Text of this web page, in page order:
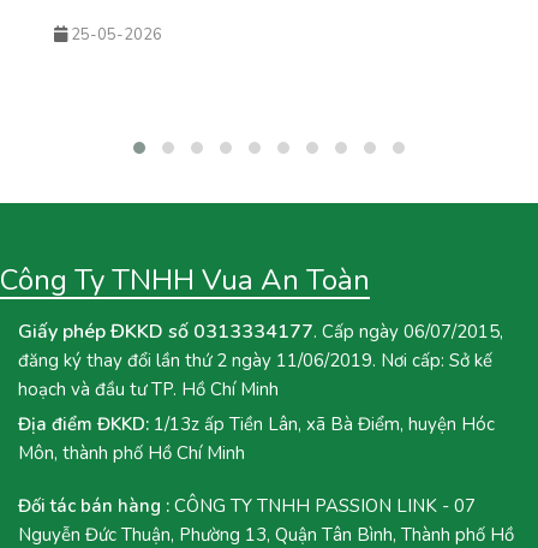
đậm vị và sốt tắc chua thanh giúp món nước này không chỉ giải
Toàn khám phá ngay công thức Trà Mận Sốt Tắc dưới đây nhé!
25-05-2026
Công Ty TNHH Vua An Toàn
Giấy phép ĐKKD số 0313334177. Cấp ngày 06/07/2015,
đăng ký thay đổi lần thứ 2 ngày 11/06/2019. Nơi cấp: Sở kế
hoạch và đầu tư TP. Hồ Chí Minh
Địa điểm ĐKKD: 1/13z ấp Tiền Lân, xã Bà Điểm, huyện Hóc
Môn, thành phố Hồ Chí Minh
Đối tác bán hàng : CÔNG TY TNHH PASSION LINK - 07
Nguyễn Đức Thuận, Phường 13, Quận Tân Bình, Thành phố Hồ